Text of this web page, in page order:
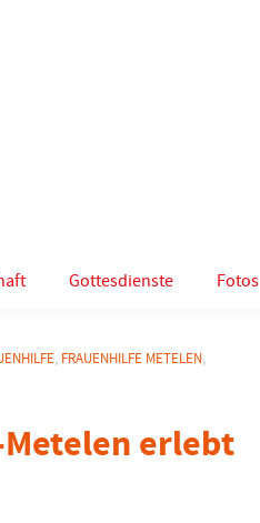
Gottesdienste Fotos
, FRAUENHILFE METELEN,
erlebt